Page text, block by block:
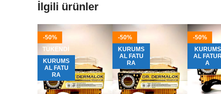
İlgili ürünler
-50%
TÜKENDI
KURUMS
AL FATU
RA
-50%
KURUMS
AL FATU
RA
-50%
KURUMS
AL
A